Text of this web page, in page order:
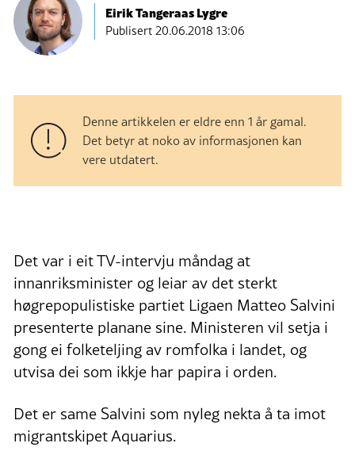
Eirik Tangeraas Lygre
Publisert20.06.2018 13:06
Denne artikkelen er eldre enn 1 år gamal.
Det betyr at noko av informasjonen kan
vere utdatert.
Det var i eit TV-intervju måndag at
innanriksminister og leiar av det sterkt
høgrepopulistiske partiet Ligaen Matteo Salvini
presenterte planane sine. Ministeren vil setja i
gong ei folketeljing av romfolka i landet, og
utvisa dei som ikkje har papira i orden.
Det er same Salvini som nyleg nekta å ta imot
migrantskipet Aquarius.